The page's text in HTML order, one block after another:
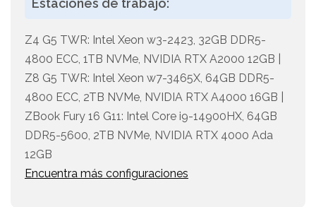
Estaciones de trabajo:
Z4 G5 TWR: Intel Xeon w3-2423, 32GB DDR5-
4800 ECC, 1TB NVMe, NVIDIA RTX A2000 12GB |
Z8 G5 TWR: Intel Xeon w7-3465X, 64GB DDR5-
4800 ECC, 2TB NVMe, NVIDIA RTX A4000 16GB |
ZBook Fury 16 G11: Intel Core i9-14900HX, 64GB
DDR5-5600, 2TB NVMe, NVIDIA RTX 4000 Ada
12GB
Encuentra más configuraciones